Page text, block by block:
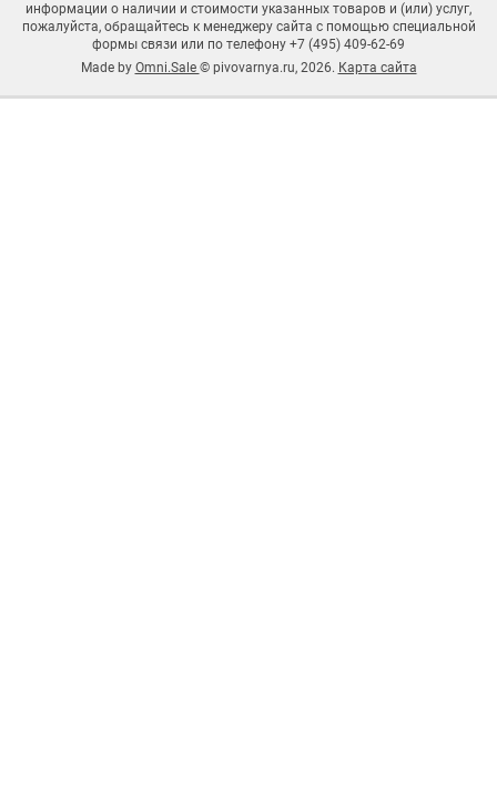
информации о наличии и стоимости указанных товаров и (или) услуг,
пожалуйста, обращайтесь к менеджеру сайта с помощью специальной
формы связи или по телефону +7 (495) 409-62-69
Made by Omni.Sale © pivovarnya.ru, 2026. Карта сайта